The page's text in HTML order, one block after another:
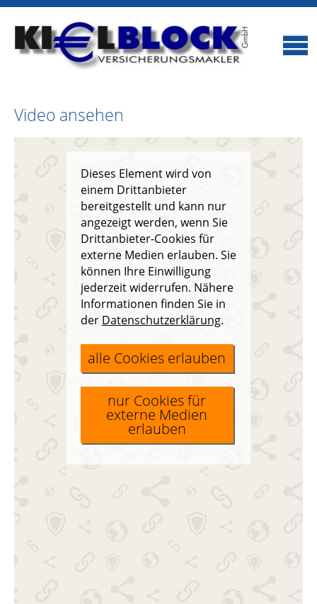
Video ansehen
Dieses Element wird von
einem Drittanbieter
bereitgestellt und kann nur
angezeigt werden, wenn Sie
Drittanbieter-Cookies für
externe Medien erlauben. Sie
können Ihre Einwilligung
jederzeit widerrufen. Nähere
Informationen finden Sie in
der Datenschutzerklärung.
alle Cookies erlauben
nur Cookies für
externe Medien
erlauben